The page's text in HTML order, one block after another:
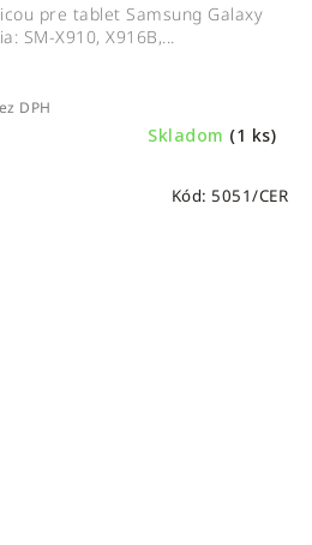
Skladom (1 ks)
DPH
pre tablet Samsung Galaxy
SM-X910, X916B,...
Kód: 5051/CER